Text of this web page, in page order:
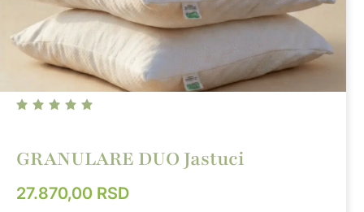
GRANULARE DUO Jastuci
27.870,00 RSD